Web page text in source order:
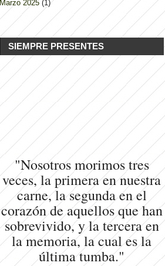
Marzo 2025 (1)
SIEMPRE PRESENTES
"Nosotros morimos tres
veces, la primera en nuestra
carne, la segunda en el
corazón de aquellos que han
sobrevivido, y la tercera en
la memoria, la cual es la
última tumba."